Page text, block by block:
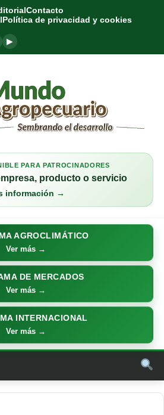
Contacto
Política de privacidad y cookies
▶
PARA PATROCINADORES
producto o servicio
información →
AGROCLIMÁTICO
Ver más →
DE MERCADOS
Ver más →
INTERNACIONAL
Ver más →